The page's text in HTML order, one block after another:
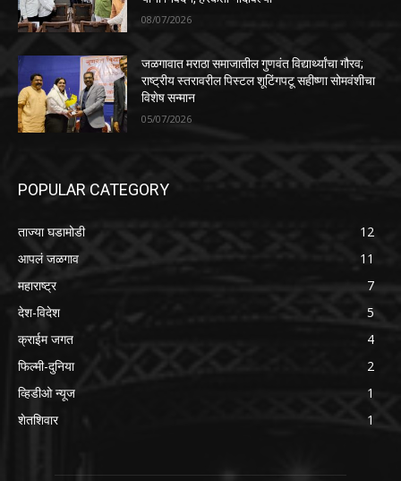
08/07/2026
जळगावात मराठा समाजातील गुणवंत विद्यार्थ्यांचा गौरव;
राष्ट्रीय स्तरावरील पिस्टल शूटिंगपटू सहीष्णा सोमवंशीचा
विशेष सन्मान
05/07/2026
POPULAR CATEGORY
ताज्या घडामोडी
12
आपलं जळगाव
11
महाराष्ट्र
7
देश-विदेश
5
क्राईम जगत
4
फिल्मी-दुनिया
2
व्हिडीओ न्यूज
1
शेतशिवार
1